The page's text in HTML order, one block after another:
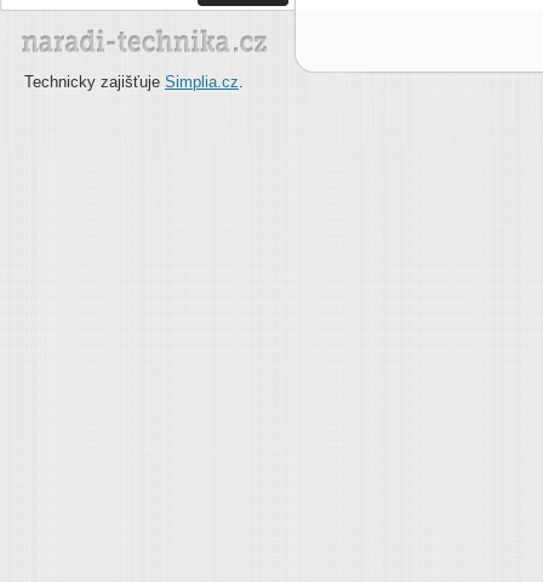
Technicky zajišťuje Simplia.cz.